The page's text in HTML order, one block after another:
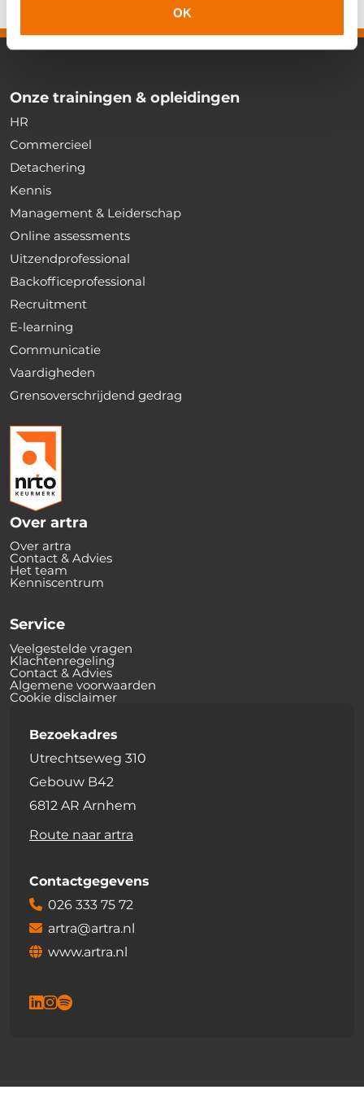
OK
Onze trainingen & opleidingen
HR
Commercieel
Detachering
Kennis
Management & Leiderschap
Online assessments
Uitzendprofessional
Backofficeprofessional
Recruitment
E-learning
Communicatie
Vaardigheden
Grensoverschrijdend gedrag
Over artra
Over artra
Contact & Advies
Het team
Kenniscentrum
Service
Veelgestelde vragen
Klachtenregeling
Contact & Advies
Algemene voorwaarden
Cookie disclaimer
Bezoekadres
Utrechtseweg 310
Gebouw B42
6812 AR Arnhem
Route naar artra
Contactgegevens
026 333 75 72
artra@artra.nl
www.artra.nl